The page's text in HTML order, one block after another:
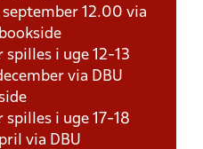
12.00 via
i uge 12-13
via DBU
i uge 17-18
via DBU